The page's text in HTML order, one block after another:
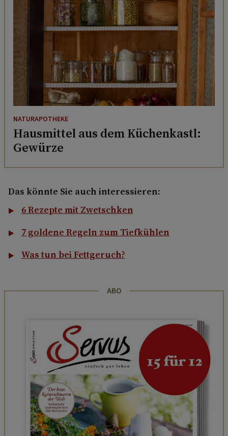
NATURAPOTHEKE
Hausmittel aus dem Küchenkastl:
Gewürze
Das könnte Sie auch interessieren:
6 Rezepte mit Zwetschken
7 goldene Regeln zum Tiefkühlen
Was tun bei Fettgeruch?
ABO